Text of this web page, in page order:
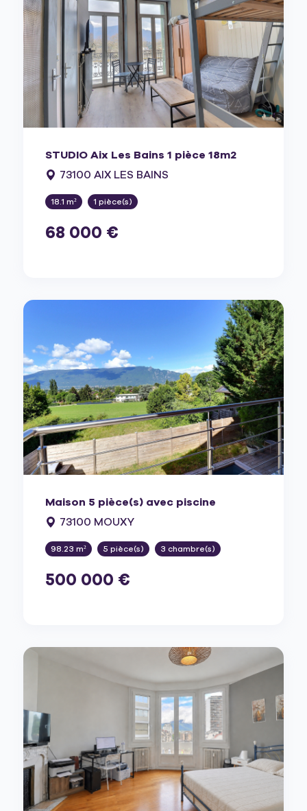
STUDIO Aix Les Bains 1 pièce 18m2
73100 AIX LES BAINS
18.1 m² 1 pièce(s)
68 000 €
Maison 5 pièce(s) avec piscine
73100 MOUXY
98.23 m² 5 pièce(s) 3 chambre(s)
500 000 €